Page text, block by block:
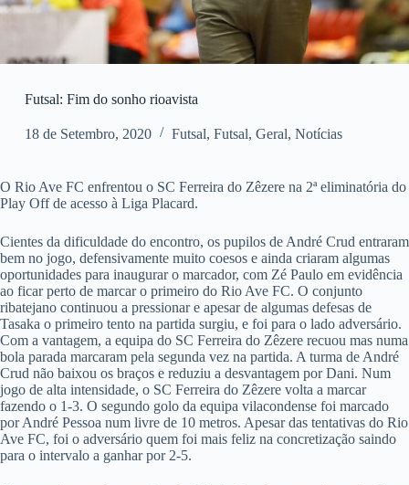
Futsal: Fim do sonho rioavista
18 de Setembro, 2020 Futsal, Futsal, Geral, Notícias
O Rio Ave FC enfrentou o SC Ferreira do Zêzere na 2ª eliminatória do
Play Off de acesso à Liga Placard.
Cientes da dificuldade do encontro, os pupilos de André Crud entraram
bem no jogo, defensivamente muito coesos e ainda criaram algumas
oportunidades para inaugurar o marcador, com Zé Paulo em evidência
ao ficar perto de marcar o primeiro do Rio Ave FC. O conjunto
ribatejano continuou a pressionar e apesar de algumas defesas de
Tasaka o primeiro tento na partida surgiu, e foi para o lado adversário.
Com a vantagem, a equipa do SC Ferreira do Zêzere recuou mas numa
bola parada marcaram pela segunda vez na partida. A turma de André
Crud não baixou os braços e reduziu a desvantagem por Dani. Num
jogo de alta intensidade, o SC Ferreira do Zêzere volta a marcar
fazendo o 1-3. O segundo golo da equipa vilacondense foi marcado
por André Pessoa num livre de 10 metros. Apesar das tentativas do Rio
Ave FC, foi o adversário quem foi mais feliz na concretização saindo
para o intervalo a ganhar por 2-5.